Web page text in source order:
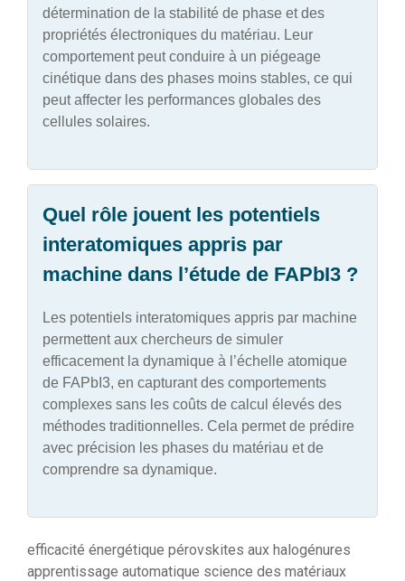
détermination de la stabilité de phase et des
propriétés électroniques du matériau. Leur
comportement peut conduire à un piégeage
cinétique dans des phases moins stables, ce qui
peut affecter les performances globales des
cellules solaires.
Quel rôle jouent les potentiels
interatomiques appris par
machine dans l’étude de FAPbI3 ?
Les potentiels interatomiques appris par machine
permettent aux chercheurs de simuler
efficacement la dynamique à l’échelle atomique
de FAPbI3, en capturant des comportements
complexes sans les coûts de calcul élevés des
méthodes traditionnelles. Cela permet de prédire
avec précision les phases du matériau et de
comprendre sa dynamique.
efficacité énergétique pérovskites aux halogénures
apprentissage automatique science des matériaux